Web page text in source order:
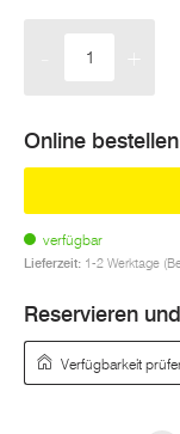
Online
verfügbar
Lieferzeit: 1-2 Werktage
Reservieren